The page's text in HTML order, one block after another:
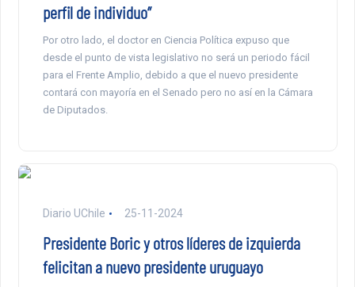
perfil de individuo”
Por otro lado, el doctor en Ciencia Política expuso que
desde el punto de vista legislativo no será un periodo fácil
para el Frente Amplio, debido a que el nuevo presidente
contará con mayoría en el Senado pero no así en la Cámara
de Diputados.
Diario UChile 25-11-2024
Presidente Boric y otros líderes de izquierda
felicitan a nuevo presidente uruguayo